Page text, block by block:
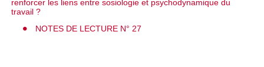
renforcer les liens entre sosiologie et psychodynamique du
travail ?
NOTES DE LECTURE N° 27